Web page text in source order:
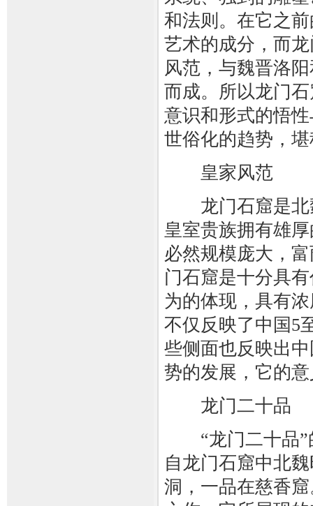
和法则。在它之
艺术的成分，而
风范，与魏晋洛
而成。所以龙门
意识和形式的悟
世俗化的趋势，
皇家风范
龙门石窟是北
皇室贵族拥有雄
必然规模庞大，
门石窟是十分具
为的体现，具有
不仅反映了中国5
些侧面也反映出
势的发展，它的
龙门二十品
“龙门二十品”
自龙门石窟中北
洞，一品在慈香